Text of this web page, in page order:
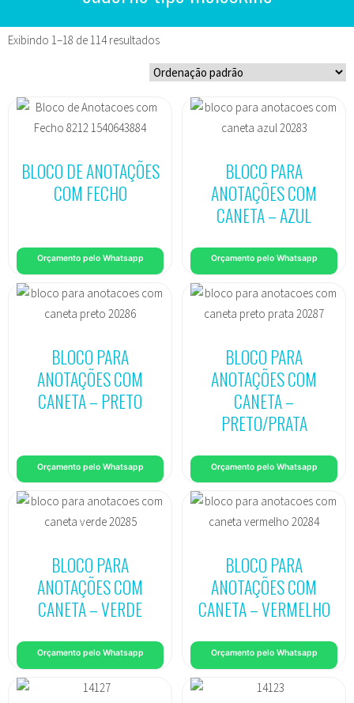
Exibindo 1–18 de 114 resultados
BLOCO DE ANOTAÇÕES
COM FECHO
Orçamento pelo Whatsapp
BLOCO PARA
ANOTAÇÕES COM
CANETA – AZUL
Orçamento pelo Whatsapp
BLOCO PARA
ANOTAÇÕES COM
CANETA – PRETO
Orçamento pelo Whatsapp
BLOCO PARA
ANOTAÇÕES COM
CANETA –
PRETO/PRATA
Orçamento pelo Whatsapp
BLOCO PARA
ANOTAÇÕES COM
CANETA – VERDE
Orçamento pelo Whatsapp
BLOCO PARA
ANOTAÇÕES COM
CANETA – VERMELHO
Orçamento pelo Whatsapp